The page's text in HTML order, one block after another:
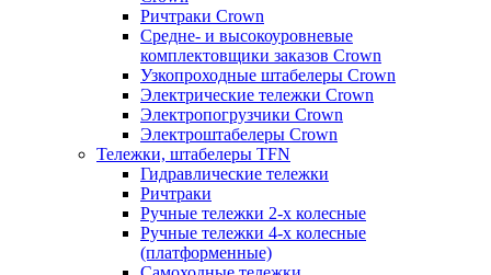
Ричтраки Crown
Средне- и высокоуровневые
комплектовщики заказов Crown
Узкопроходные штабелеры Crown
Электрические тележки Crown
Электропогрузчики Crown
Электроштабелеры Crown
Тележки, штабелеры TFN
Гидравлические тележки
Ричтраки
Ручные тележки 2-х колесные
Ручные тележки 4-х колесные
(платформенные)